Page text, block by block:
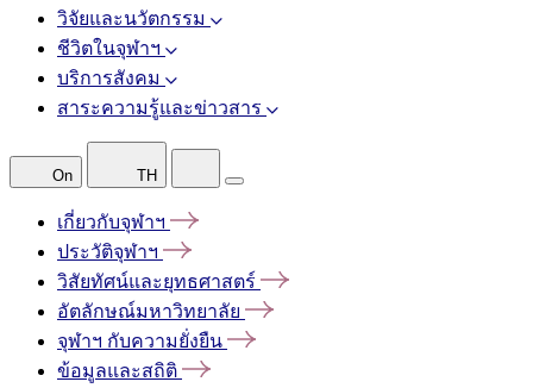
วิจัยและนวัตกรรม
ชีวิตในจุฬาฯ
บริการสังคม
สาระความรู้และข่าวสาร
On TH
เกี่ยวกับจุฬาฯ
ประวัติจุฬาฯ
วิสัยทัศน์และยุทธศาสตร์
อัตลักษณ์มหาวิทยาลัย
จุฬาฯ กับความยั่งยืน
ข้อมูลและสถิติ